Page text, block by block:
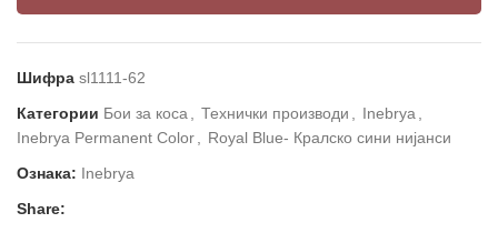
Шифра sl1111-62
Категории Бои за коса Технички производи Inebrya
Inebrya Permanent Color
Royal Blue- Кралско сини нијанси
Ознака: Inebrya
Share: